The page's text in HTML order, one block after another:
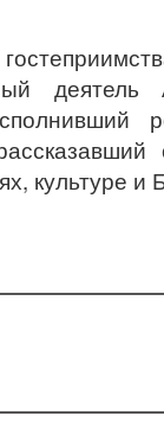
деятель
культуре и